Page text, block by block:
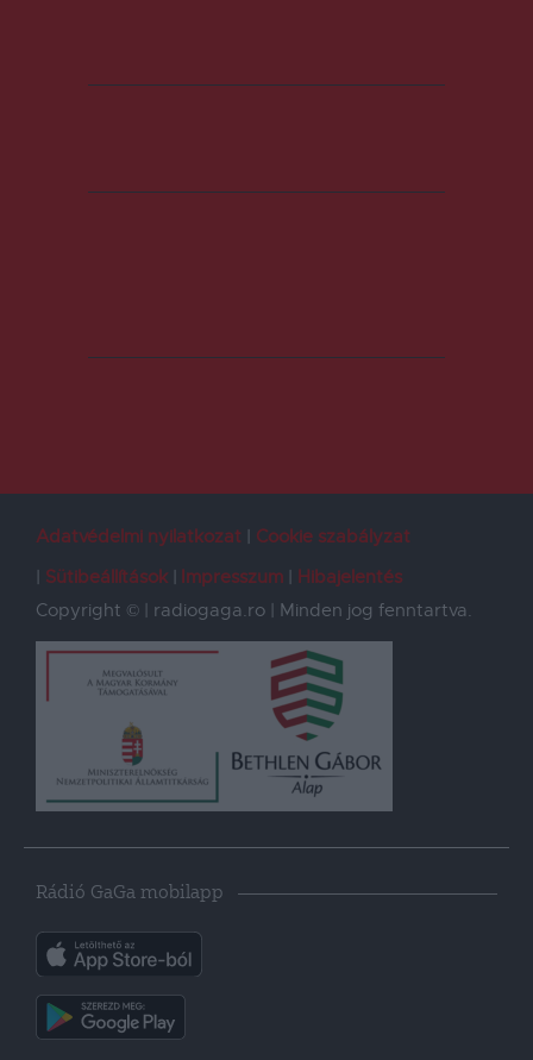
Adatvédelmi nyilatkozat
Cookie szabályzat
Sütibeállítások
Impresszum
Hibajelentés
Copyright © | radiogaga.ro | Minden jog fenntartva.
Rádió GaGa mobilapp